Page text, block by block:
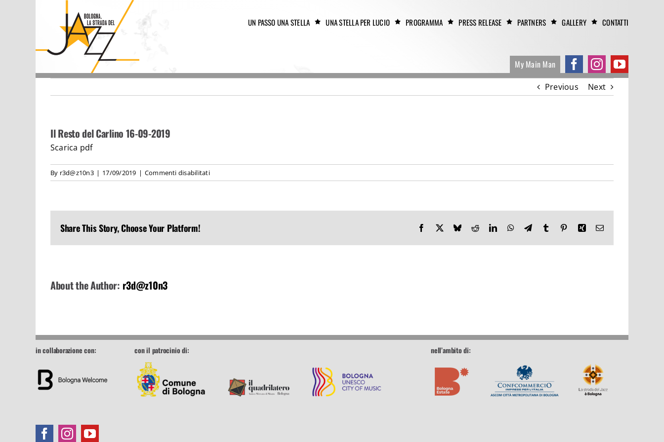
UN PASSO UNA STELLA UNA STELLA PER LUCIO PROGRAMMA PRESS RELEASE PARTNERS GALLERY CONTATTI
My Main Man
Previous Next
Il Resto del Carlino 16-09-2019
Scarica pdf
By r3d@z10n3 | 17/09/2019 | Commenti disabilitatisu
Il
2019
Share This Story, Choose Your Platform! Facebook
X BlueskyRedditLinkedInWhatsApp
TelegramTumblr PinterestXing Email
About the Author: r3d@z10n3
in collaborazione con: con il patrocinio di: nell’ambito di: